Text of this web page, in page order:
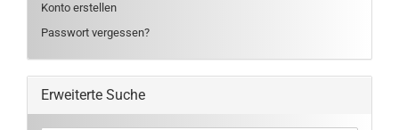
Konto erstellen
Passwort vergessen?
Erweiterte Suche